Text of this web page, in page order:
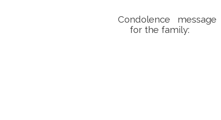
Condolence messages
for the family: